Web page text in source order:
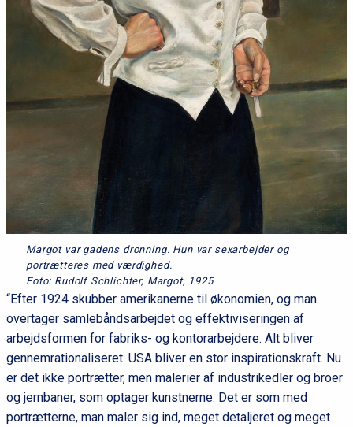
Margot var gadens dronning. Hun var sexarbejder og
portrætteres med værdighed.
Foto: Rudolf Schlichter, Margot, 1925
“Efter 1924 skubber amerikanerne til økonomien, og man
overtager samlebåndsarbejdet og effektiviseringen af
arbejdsformen for fabriks- og kontorarbejdere. Alt bliver
gennemrationaliseret. USA bliver en stor inspirationskraft. Nu
er det ikke portrætter, men malerier af industrikedler og broer
og jernbaner, som optager kunstnerne. Det er som med
portrætterne, man maler sig ind, meget detaljeret og meget